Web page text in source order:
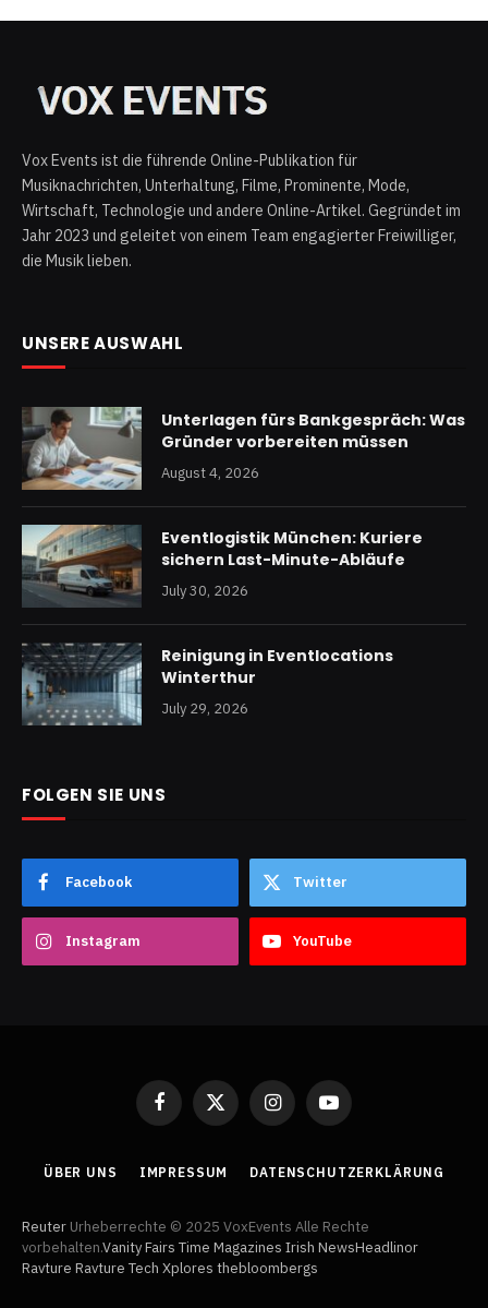
Vox Events ist die führende Online-Publikation für
Musiknachrichten, Unterhaltung, Filme, Prominente, Mode,
Wirtschaft, Technologie und andere Online-Artikel. Gegründet im
Jahr 2023 und geleitet von einem Team engagierter Freiwilliger,
die Musik lieben.
UNSERE AUSWAHL
Unterlagen fürs Bankgespräch: Was
Gründer vorbereiten müssen
August 4, 2026
Eventlogistik München: Kuriere
sichern Last-Minute-Abläufe
July 30, 2026
Reinigung in Eventlocations
Winterthur
July 29, 2026
FOLGEN SIE UNS
Facebook Twitter
Instagram YouTube
Facebook
X
InstagramYouTube
ÜBER UNS IMPRESSUM DATENSCHUTZERKLÄRUNG
Reuter Urheberrechte © 2025 VoxEvents Alle Rechte
vorbehalten.Vanity Fairs Time Magazines Irish NewsHeadlinor
Ravture Ravture Tech Xplores thebloombergs